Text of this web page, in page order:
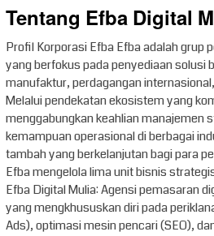
Tentang Efba Digital
Profil Korporasi Efba Efba adalah grup
yang berfokus pada penyediaan solusi
manufaktur, perdagangan
Melalui pendekatan ekosistem yang
menggabungkan keahlian manajemen
kemampuan operasional di berbagai
tambah yang berkelanjutan bagi para
Efba mengelola lima unit bisnis
Efba Digital Mulia: Agensi pemasaran
yang mengkhususkan diri pada
Ads), optimasi mesin pencari (SEO),